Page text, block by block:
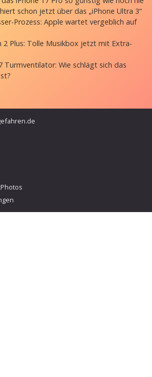
schon jetzt über das „iPhone Ultra 3“
Prozess: Apple wartet vergeblich auf
2 Plus: Tolle Musikbox jetzt mit Extra-
Turmventilator: Wie schlägt sich das